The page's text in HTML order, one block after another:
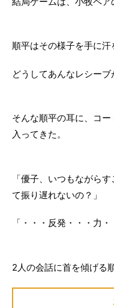
順平はその様子を手に汗
どうしてあんなレシーブ
そんな順平の耳に、コ
入ってきた。
「優子、いつもながら
て振り遅れないの？」
「・・・反発・・・力・
2人の会話に首を傾げる